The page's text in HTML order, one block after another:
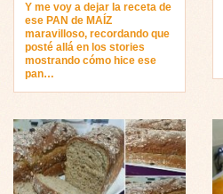
Y me voy a dejar la receta de
ese PAN de MAÍZ
maravilloso, recordando que
posté allá en los stories
mostrando cómo hice ese
pan…